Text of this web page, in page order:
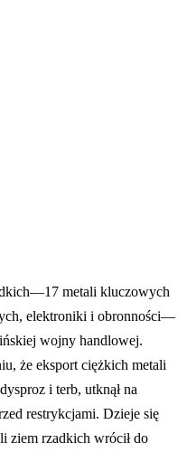
metali kluczowych
elektroniki i obronności—
wojny handlowej.
że eksport ciężkich metali
i terb, utknął na
restrykcjami. Dzieje się
ziem rzadkich wrócił do